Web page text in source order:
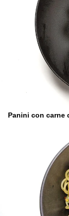
Panini con carne